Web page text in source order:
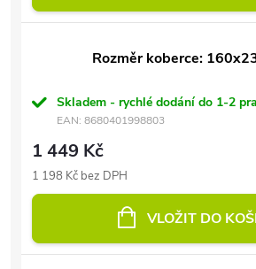
Rozměr koberce:
Skladem - rychlé dodání do 1-2
EAN: 8680401998803
1 449 Kč
1 198 Kč bez DPH
VLOŽIT DO